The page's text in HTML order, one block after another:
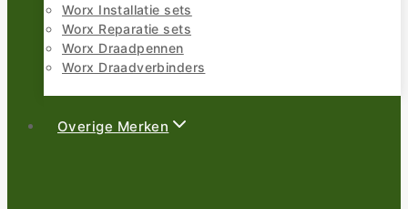
Worx Installatie sets
Worx Reparatie sets
Worx Draadpennen
Worx Draadverbinders
Overige Merken